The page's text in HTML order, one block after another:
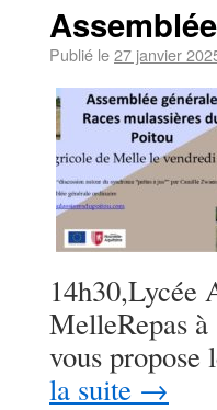
Publié le27 janvier
14h30,Lycée
MelleRepas
vous
la suite →